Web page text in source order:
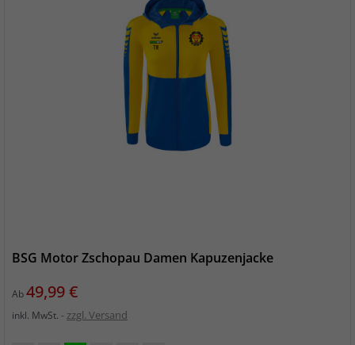
BSG Motor Zschopau Damen Kapuzenjacke
AbPreis
49,99 €
inkl. MwSt. zzgl. Versand